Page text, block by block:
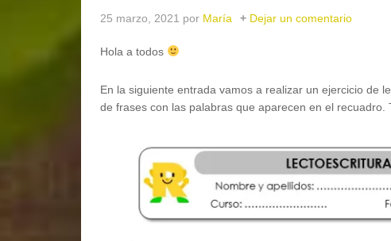
25 marzo, 2021 por María Dejar un comentario
Hola a todos
En la siguiente entrada vamos a realizar un ejercicio de
de frases con las palabras que aparecen en el recuadro.